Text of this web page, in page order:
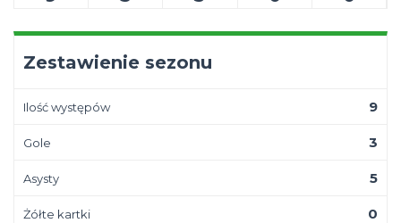
Zestawienie sezonu
Ilość występów 9
Gole 3
Asysty 5
Żółte kartki 0